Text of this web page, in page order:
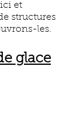
et
structures
les.
glace